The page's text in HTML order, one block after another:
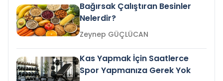
Bağırsak Çalıştıran Besinler
Nelerdir?
Zeynep GÜÇLÜCAN
Kas Yapmak İçin Saatlerce
Spor Yapmanıza Gerek Yok